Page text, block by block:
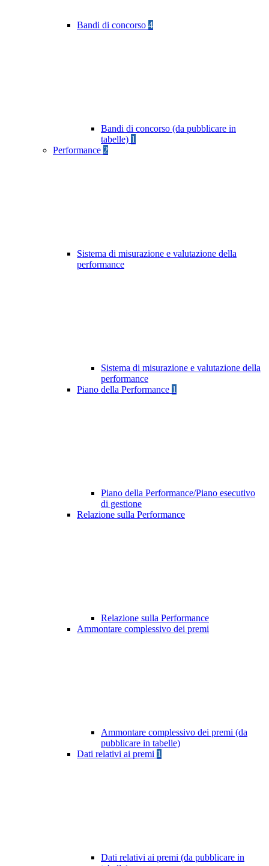
Bandi di concorso 4
Bandi di concorso (da pubblicare in
tabelle) 1
Performance 2
Sistema di misurazione e valutazione della
performance
Sistema di misurazione e valutazione della
performance
Piano della Performance 1
Piano della Performance/Piano esecutivo
di gestione
Relazione sulla Performance
Relazione sulla Performance
Ammontare complessivo dei premi
Ammontare complessivo dei premi (da
pubblicare in tabelle)
Dati relativi ai premi 1
Dati relativi ai premi (da pubblicare in